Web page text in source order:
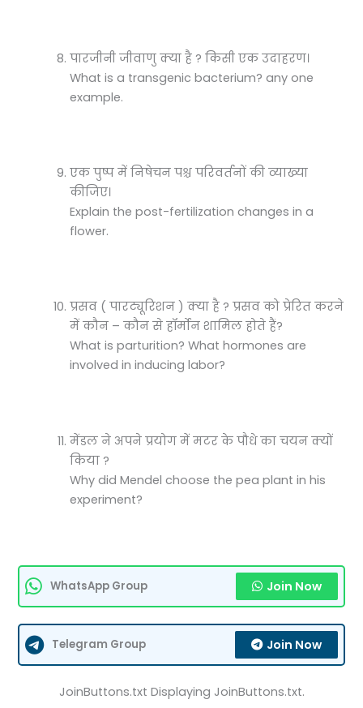
पारजीनी जीवाणु क्या है ? किसी एक उदाहरण।
What is a transgenic bacterium? any one
example.
एक पुष्प में निषेचन पश्च परिवर्तनों की व्याख्या
कीजिए।
Explain the post-fertilization changes in a
flower.
प्रसव ( पारट्यूरिशन ) क्या है ? प्रसव को प्रेरित करने
में कौन – कौन से हॉर्मोन शामिल होते हैं?
What is parturition? What hormones are
involved in inducing labor?
मेंडल ने अपने प्रयोग में मटर के पौधे का चयन क्यों
किया ?
Why did Mendel choose the pea plant in his
experiment?
WhatsApp Group Join Now
Telegram Group Join Now
JoinButtons.txt Displaying JoinButtons.txt.